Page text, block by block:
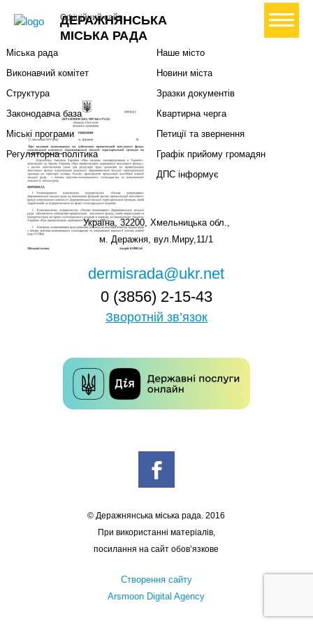
ДЕРАЖНЯНСЬКА
МІСЬКА РАДА
Офіційний сайт+ Створити петицію
Міський голова
Міська рада
Виконавчий комітет
Структура
Законодавча база
Міські програми
Регуляторна політика
Наше місто
Новини міста
Зразки документів
Квартирна черга
Петиції та звернення
Графік прийому громадян
ДПС інформує
Україна, 32200, Хмельницька обл.,
м. Деражня, вул.Миру,11/1
dermisrada@ukr.net
0 (3856) 2-15-43
Зворотній зв’язок
© Деражнянська міська рада. 2016
При використанні матеріалів,
посилання на сайт обов’язкове
Створення сайту
Arsmoon Digital Agency